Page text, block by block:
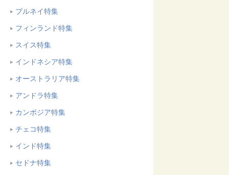
ブルネイ特集
フィンランド特集
スイス特集
インドネシア特集
オーストラリア特集
アンドラ特集
カンボジア特集
チェコ特集
インド特集
セドナ特集